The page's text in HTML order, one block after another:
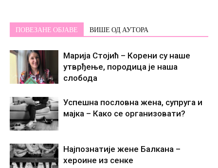
ПОВЕЗАНЕ ОБЈАВЕ ВИШЕ ОД АУТОРА
Марија Стојић – Корени су наше
утврђење, породица је наша
слобода
Успешна пословна жена, супруга и
мајка – Како се организовати?
Најпознатије жене Балкана –
хероине из сенке